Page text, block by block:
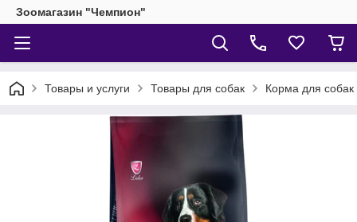
Зоомагазин "Чемпион"
Товары и услуги Товары для собак Корма для собак